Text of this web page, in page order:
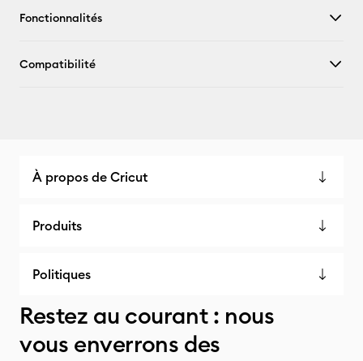
Fonctionnalités
Compatibilité
À propos de Cricut
Produits
Politiques
Restez au courant : nous
vous enverrons des